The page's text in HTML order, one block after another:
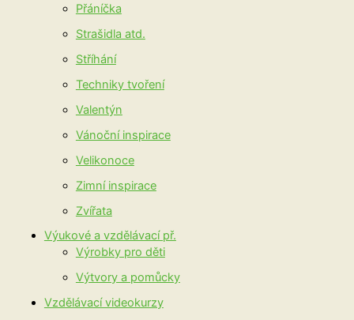
Přáníčka
Strašidla atd.
Stříhání
Techniky tvoření
Valentýn
Vánoční inspirace
Velikonoce
Zimní inspirace
Zvířata
Výukové a vzdělávací př.
Výrobky pro děti
Výtvory a pomůcky
Vzdělávací videokurzy